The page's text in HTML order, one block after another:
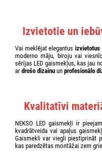
Izvietotie un
Vai meklējat elegantus izvietotus
moderno māju, biroju vai
sērijas LED gaismekļus, kas jau
ar drošo dizainu un profesionālo
Kvalitatīvi
NEKSO LED gaismekļi ir
kvadrātveida vai apaļus
Gaismekli var viegli piestiprināt
kas paredzētas montāžai zem